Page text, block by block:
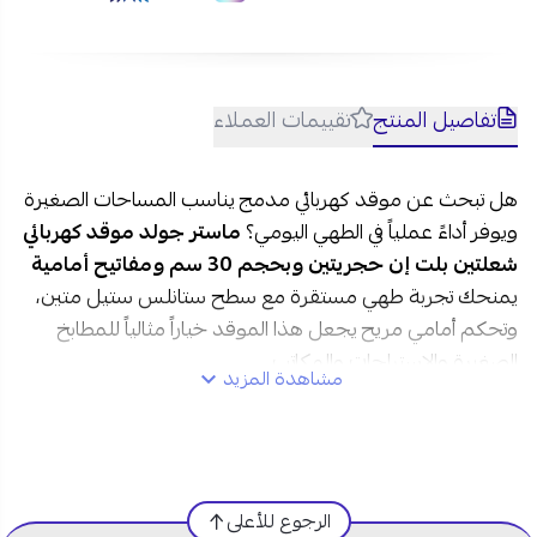
3- هل سطح موقد ماستر جولد سهل التنظيف؟
نعم، السطح مصنوع من الستانلس ستيل المقاوم للصدأ، مما
4- هل يوفر الموقد تحكماً سهلاً بدرجات الحرارة؟
نعم، يأتي بمفاتيح تحكم أمامية تتيح ضبط الحرارة بسهولة ودقة
أثناء الاستخدام.
تفاصيل المنتج تقييمات العملاء
هل تبحث عن موقد كهربائي مدمج يناسب المساحات الصغيرة
ويوفر أداءً عملياً في الطهي اليومي؟ماستر جولد موقد كهربائي
شعلتين بلت إن حجريتين وبحجم 30 سم
ومفاتيح أمامية
يمنحك تجربة طهي مستقرة مع سطح ستانلس ستيل متين،
وتحكم أمامي مريح يجعل هذا الموقد خياراً مثالياً للمطابخ
الصغيرة والاستراحات والمكاتب.
العلامة التجارية:ماستر جولد
الموديل:MG-3620
مشاهدة المزيد
الرجوع للأعلى